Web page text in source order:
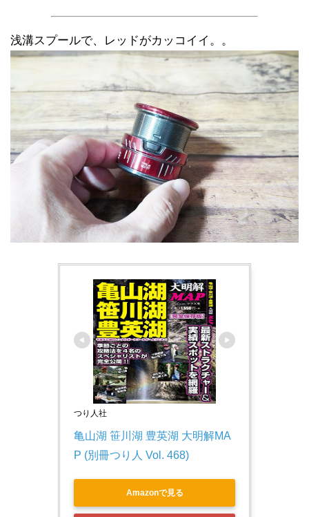
浅溝スプールで、レッドがカッコイイ。。
つり人社
亀山湖 笹川湖 豊英湖 大明解MA
P (別冊つり人 Vol. 468)
Amazonで見る